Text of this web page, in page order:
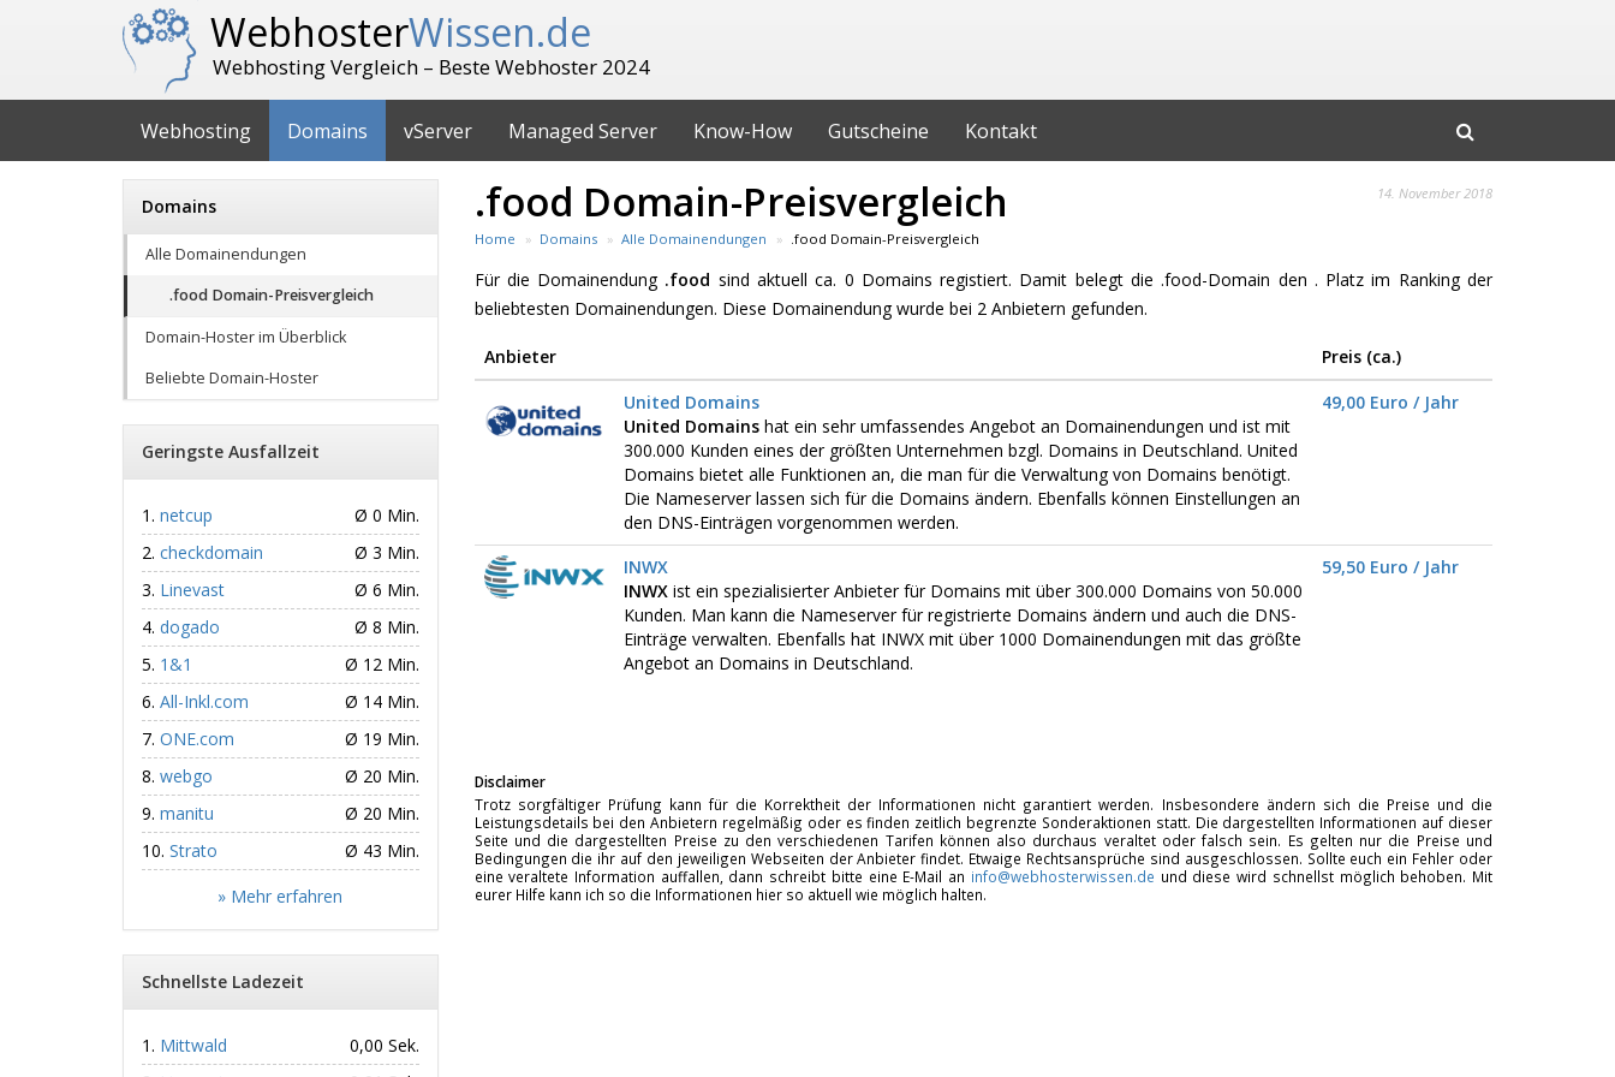
WebhosterWissen.de
Webhosting Vergleich – Beste Webhoster 2024
Webhosting Domains vServer Managed Server Know-How Gutscheine Kontakt
14. November 2018
.food Domain-Preisvergleich
Home Domains Alle Domainendungen .food Domain-Preisvergleich
Für die Domainendung .food sind aktuell ca. 0 Domains registiert. Damit belegt die .food-Domain den . Platz im Ranking der
beliebtesten Domainendungen. Diese Domainendung wurde bei 2 Anbietern gefunden.
Anbieter
Preis (ca.)
United Domains
United Domainshat ein sehr umfassendes Angebot an Domainendungen und ist mit
300.000 Kunden eines der größten Unternehmen bzgl. Domains in Deutschland. United
Domains bietet alle Funktionen an, die man für die Verwaltung von Domains benötigt.
Die Nameserver lassen sich für die Domains ändern. Ebenfalls können Einstellungen an
den DNS-Einträgen vorgenommen werden.
49,00 Euro / Jahr
INWX
INWXist ein spezialisierter Anbieter für Domains mit über 300.000 Domains von 50.000
Kunden. Man kann die Nameserver für registrierte Domains ändern und auch die DNS-
Einträge verwalten. Ebenfalls hat INWX mit über 1000 Domainendungen mit das größte
Angebot an Domains in Deutschland.
59,50 Euro / Jahr
Disclaimer
Trotz sorgfältiger Prüfung kann für die Korrektheit der Informationen nicht garantiert werden. Insbesondere ändern sich die Preise und die
Leistungsdetails bei den Anbietern regelmäßig oder es finden zeitlich begrenzte Sonderaktionen statt. Die dargestellten Informationen auf dieser
Seite und die dargestellten Preise zu den verschiedenen Tarifen können also durchaus veraltet oder falsch sein. Es gelten nur die Preise und
Bedingungen die ihr auf den jeweiligen Webseiten der Anbieter findet. Etwaige Rechtsansprüche sind ausgeschlossen. Sollte euch ein Fehler oder
eine veraltete Information auffallen, dann schreibt bitte eine E-Mail an info@webhosterwissen.de und diese wird schnellst möglich behoben. Mit
eurer Hilfe kann ich so die Informationen hier so aktuell wie möglich halten.
Domains
Alle Domainendungen
.food Domain-Preisvergleich
Domain-Hoster im Überblick
Beliebte Domain-Hoster
Geringste Ausfallzeit
netcup
Ø 0 Min.
checkdomain
Ø 3 Min.
Linevast
Ø 6 Min.
dogado
Ø 8 Min.
1&1
Ø 12 Min.
All-Inkl.com
Ø 14 Min.
ONE.com
Ø 19 Min.
webgo
Ø 20 Min.
manitu
Ø 20 Min.
Strato
Ø 43 Min.
» Mehr erfahren
Schnellste Ladezeit
Mittwald
0,00 Sek.